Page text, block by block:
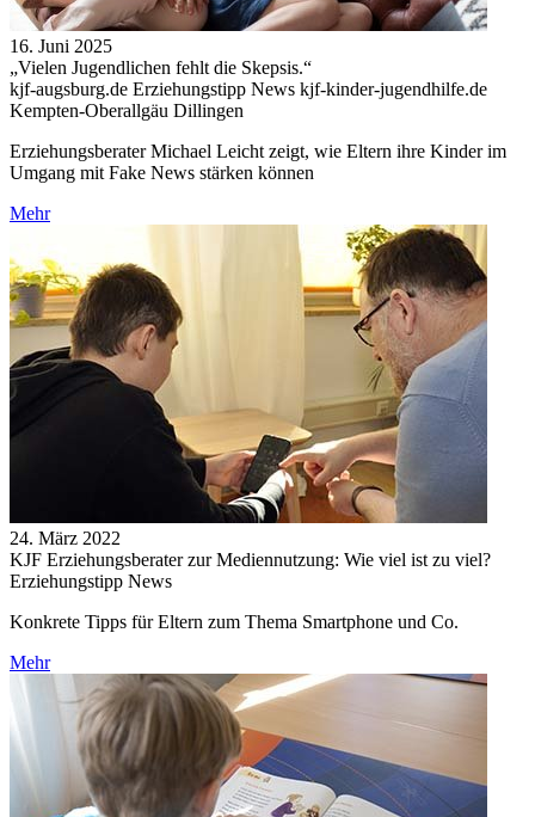
16. Juni 2025
„Vielen Jugendlichen fehlt die Skepsis.“
kjf-augsburg.de Erziehungstipp News kjf-kinder-jugendhilfe.de
Kempten-Oberallgäu Dillingen
Erziehungsberater Michael Leicht zeigt, wie Eltern ihre Kinder im
Umgang mit Fake News stärken können
Mehr
24. März 2022
KJF Erziehungsberater zur Mediennutzung: Wie viel ist zu viel?
Erziehungstipp News
Konkrete Tipps für Eltern zum Thema Smartphone und Co.
Mehr